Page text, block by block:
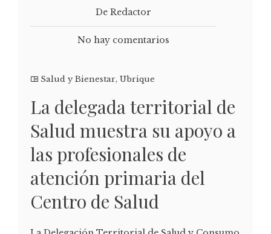
De Redactor
No hay comentarios
Salud y Bienestar, Ubrique
La delegada territorial de
Salud muestra su apoyo a
las profesionales de
atención primaria del
Centro de Salud